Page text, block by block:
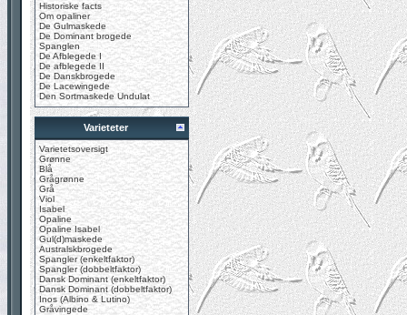
Historiske facts
Om opaliner
De Gulmaskede
De Dominant brogede
Spanglen
De Afblegede I
De afblegede II
De Danskbrogede
De Lacewingede
Den Sortmaskede Undulat
Varieteter
Varietetsoversigt
Grønne
Blå
Grågrønne
Grå
Viol
Isabel
Opaline
Opaline Isabel
Gul(d)maskede
Australskbrogede
Spangler (enkeltfaktor)
Spangler (dobbeltfaktor)
Dansk Dominant (enkeltfaktor)
Dansk Dominant (dobbeltfaktor)
Inos (Albino & Lutino)
Gråvingede